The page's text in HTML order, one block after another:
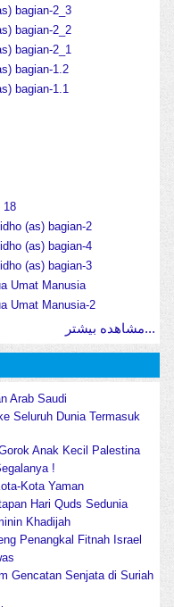
bagian-2_3
bagian-2_2
bagian-2_1
bagian-1.2
bagian-1.1
18
(as) bagian-2
(as) bagian-4
(as) bagian-3
Umat Manusia
Umat Manusia-2
مشاهده بیشتر...
Arab Saudi
Seluruh Dunia Termasuk
Anak Kecil Palestina
!
Kota Yaman
Hari Quds Sedunia
Khadijah
Penangkal Fitnah Israel
Gencatan Senjata di Suriah